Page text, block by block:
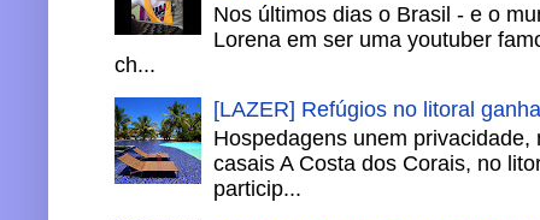
Nos últimos dias o Brasil - e o
Lorena em ser uma youtuber
ch...
[LAZER] Refúgios no litoral
Hospedagens unem
casais A Costa dos Corais, no
particip...